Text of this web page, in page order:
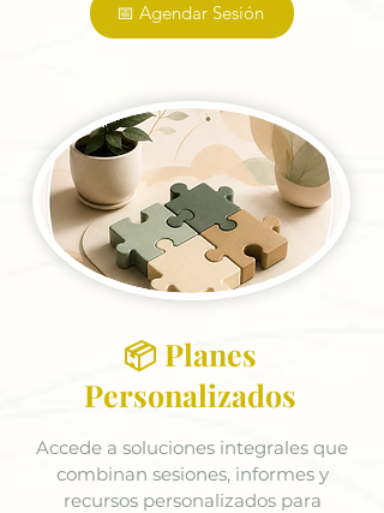
📅 Agendar Sesión
📦 Planes
Personalizados
Accede a soluciones integrales que
combinan sesiones, informes y
recursos personalizados para